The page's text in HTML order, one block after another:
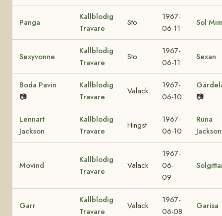
Panga
Kallblodig
Travare
Sto
1967-
06-11
Sol
Sexyvonne
Kallblodig
Travare
Sto
1967-
06-11
Sexan
Boda Pavin
📷
Kallblodig
Travare
Valack
1967-
06-10
📷
Lennart
Jackson
Kallblodig
Travare
Hingst
1967-
06-10
Runa
Jackson
Movind
Kallblodig
Travare
Valack
1967-
06-
09
Garr
Kallblodig
Travare
Valack
1967-
06-08
Garisa